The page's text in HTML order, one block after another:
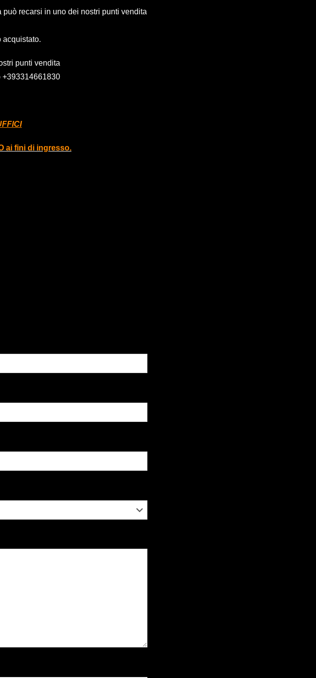
può recarsi in uno dei nostri punti vendita
acquistato.
punti vendita
+393314661830
ai fini di ingresso.